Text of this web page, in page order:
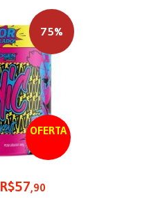
OFERTA
75%
R$57,90